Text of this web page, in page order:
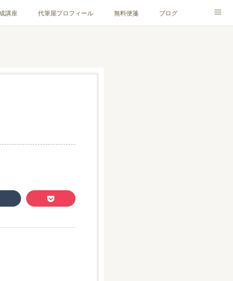
講座 代筆屋プロフィール 無料便箋 ブログ